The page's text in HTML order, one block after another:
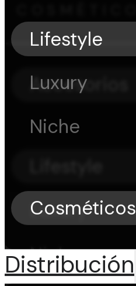
Accesorios
Luxury
Niche
Lifestyle
Luxury
Niche
Cosméticos
Distribución